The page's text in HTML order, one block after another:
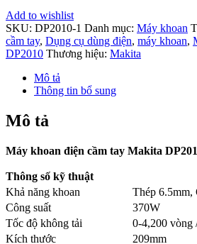
Add to wishlist
SKU: DP2010-1 Danh mục: Máy khoan
cầm tay, Dụng cụ dùng điện, máy khoan,
DP2010 Thương hiệu: Makita
Mô tả
Thông tin bổ sung
Mô tả
Máy khoan điện cầm tay Makita
Thông số kỹ thuật
Khả năng khoan
Thép 6.5mm,
Công suất
370W
Tốc độ không tải
0-4,200 vòng
Kích thước
209mm